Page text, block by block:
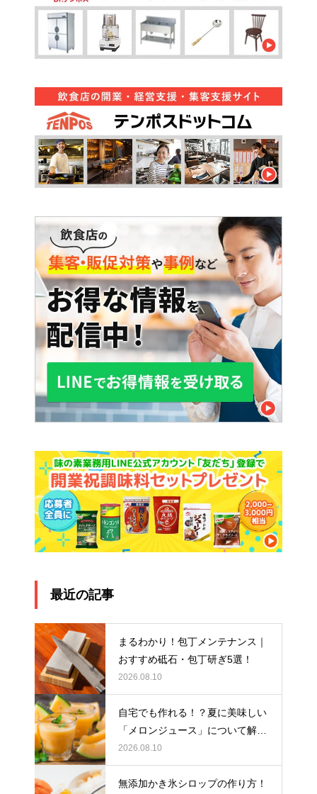
最近の記事
まるわかり！包丁メンテナンス｜
おすすめ砥石・包丁研ぎ5選！
2026.08.10
自宅でも作れる！？夏に美味しい
「メロンジュース」について解
説！
2026.08.10
無添加かき氷シロップの作り方！